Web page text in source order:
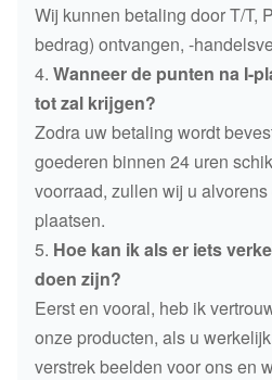
Wij kunnen betaling door T/T,
bedrag) ontvangen, -
4. Wanneer de punten na I-
tot zal krijgen?
Zodra uw betaling wordt
goederen binnen 24 uren
voorraad, zullen wij u
plaatsen.
5. Hoe kan ik als er iets
doen zijn?
Eerst en vooral, heb ik
onze producten, als u
verstrek beelden voor ons en